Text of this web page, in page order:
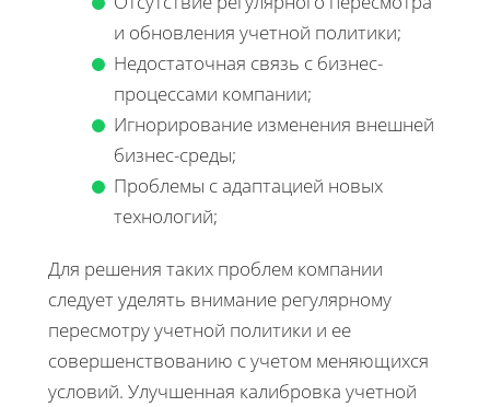
и обновления учетной политики;
Недостаточная связь с бизнес-
процессами компании;
Игнорирование изменения внешней
бизнес-среды;
Проблемы с адаптацией новых
технологий;
Для решения таких проблем компании
следует уделять внимание регулярному
пересмотру учетной политики и ее
совершенствованию с учетом меняющихся
условий. Улучшенная калибровка учетной